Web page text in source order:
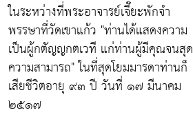
ในระหว่างที่พระอาจารย์เจี๊ยะพักจำ
พรรษาที่วัดเขาแก้ว "ท่านได้แสดงความ
เป็นผู้กตัญญกตเวที แก่ท่านผู้มีคุณจนสุด
ความสามารถ"ในที่สุดโยมมารดาท่านก็
เสียชีวิตอายุ ๙๓ ปี วันที่ ๑๗ มีนาคม
๒๕๑๗